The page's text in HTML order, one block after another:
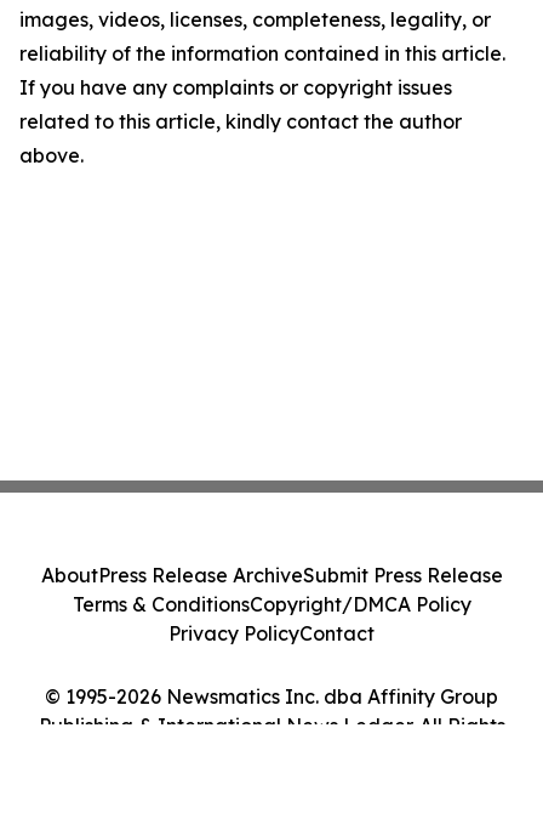
images, videos, licenses, completeness, legality, or
reliability of the information contained in this article.
If you have any complaints or copyright issues
related to this article, kindly contact the author
above.
© 1995-2026 Newsmatics Inc. dba Affinity Group
Publishing & International News Ledger. All Rights
AboutPress Release ArchiveSubmit Press Release
Terms & ConditionsCopyright/DMCA Policy
Privacy PolicyContact